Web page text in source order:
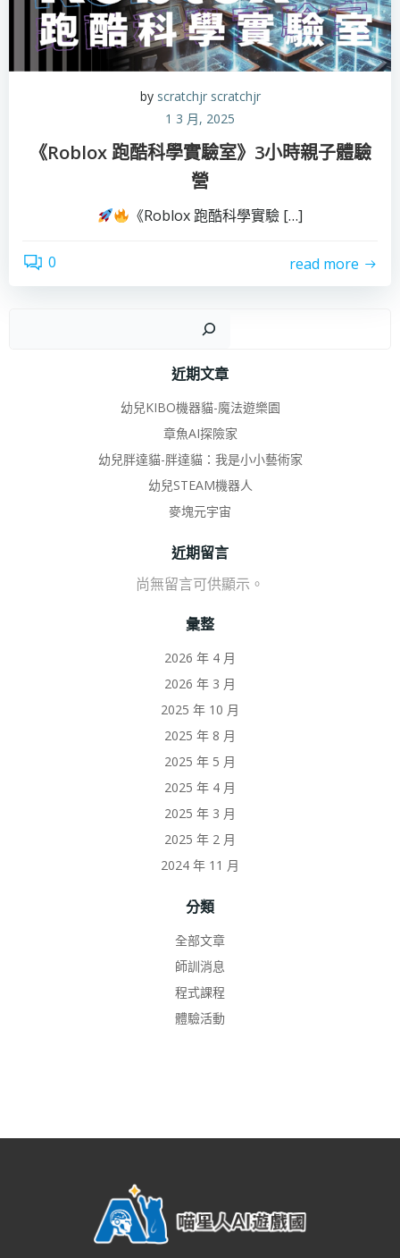
by scratchjr scratchjr
1 3 月, 2025
《Roblox 跑酷科學實驗室》3小時親子體驗
營
《Roblox 跑酷科學實驗 […]
0 read more
近期文章
幼兒KIBO機器貓-魔法遊樂園
章魚AI探險家
幼兒胖達貓-胖達貓：我是小小藝術家
幼兒STEAM機器人
麥塊元宇宙
近期留言
尚無留言可供顯示。
彙整
2026 年 4 月
2026 年 3 月
2025 年 10 月
2025 年 8 月
2025 年 5 月
2025 年 4 月
2025 年 3 月
2025 年 2 月
2024 年 11 月
分類
全部文章
師訓消息
程式課程
體驗活動